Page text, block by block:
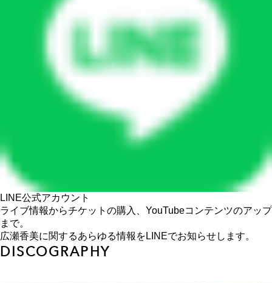
LINE公式アカウント
ライブ情報からチケットの購入、YouTubeコンテンツのアップ
まで。
広瀬香美に関するあらゆる情報をLINEでお知らせします。
DISCOGRAPHY